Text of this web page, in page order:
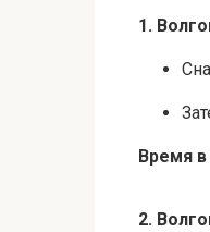
1.
Время в
2.